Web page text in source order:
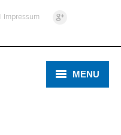
Impressum
MENU